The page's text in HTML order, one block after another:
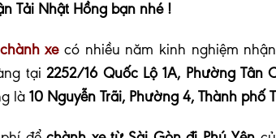
Tải Nhật Hồng bạn nhé !
chành xecó nhiều năm kinh nghiệm
tại2252/16 Quốc Lộ 1A, Phường Tân
là 10 Nguyễn Trãi, Phường 4, Thành phố